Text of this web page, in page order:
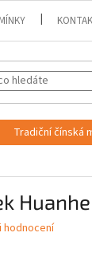
Tradiční čínská